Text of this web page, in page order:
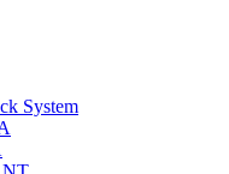
System